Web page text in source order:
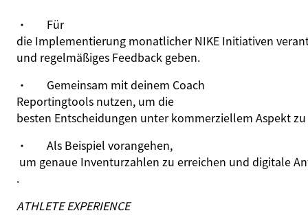
· Für
die Implementierung monatlicher NIKE Initiativen
und regelmäßiges Feedback geben.
· Gemeinsam mit deinem Coach
Reportingtools nutzen, um die
besten Entscheidungen unter kommerziellem Aspekt
· Als Beispiel vorangehen,
um genaue Inventurzahlen zu erreichen und digitale
.
ATHLETE EXPERIENCE